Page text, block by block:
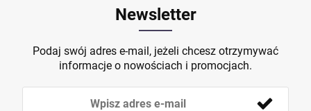
Newsletter
Podaj swój adres e-mail, jeżeli chcesz otrzymywać
informacje o nowościach i promocjach.